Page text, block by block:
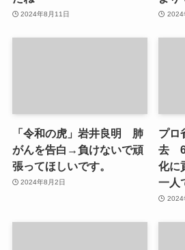
2024年8月11日 2024
「令和の虎」岩井良明 肺
がんを告白→負けないで頑
張ってほしいです。
2024年8月2日
プロ
去
化に
一人
2024